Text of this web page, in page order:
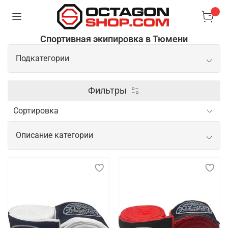
Спортивная экипировка в Тюмени
Подкатегории
Защита
Фильтры
Описание категории
тренировок, показательных
Спортивная экипировка играет важнейшую роль в
обеспечении безопасности, комфорта и